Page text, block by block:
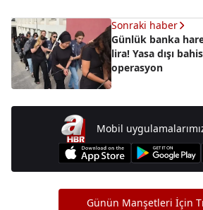
Sonraki haber
Günlük banka
lira! Yasa dışı
operasyon
Mobil
Günün Manşetleri İçin